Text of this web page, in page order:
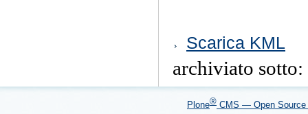
sul
documento
Scarica KML
archiviato sotto:
Plone® CMS — Open Source